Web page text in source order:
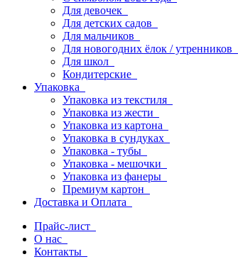
Для девочек
Для детских садов
Для мальчиков
Для новогодних ёлок / утренников
Для школ
Кондитерские
Упаковка
Упаковка из текстиля
Упаковка из жести
Упаковка из картона
Упаковка в сундуках
Упаковка - тубы
Упаковка - мешочки
Упаковка из фанеры
Премиум картон
Доставка и Оплата
Прайс-лист
О нас
Контакты